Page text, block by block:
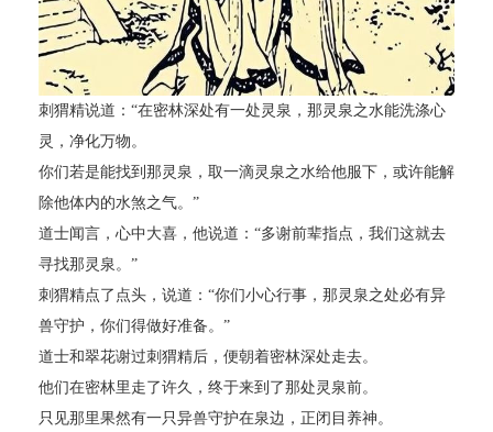
刺猬精说道：“在密林深处有一处灵泉，那灵泉之水能洗涤心
灵，净化万物。
你们若是能找到那灵泉，取一滴灵泉之水给他服下，或许能解
除他体内的水煞之气。”
道士闻言，心中大喜，他说道：“多谢前辈指点，我们这就去
寻找那灵泉。”
刺猬精点了点头，说道：“你们小心行事，那灵泉之处必有异
兽守护，你们得做好准备。”
道士和翠花谢过刺猬精后，便朝着密林深处走去。
他们在密林里走了许久，终于来到了那处灵泉前。
只见那里果然有一只异兽守护在泉边，正闭目养神。